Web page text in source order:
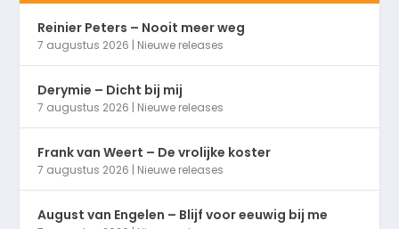
Reinier Peters – Nooit meer weg
7 augustus 2026 | Nieuwe releases
Derymie – Dicht bij mij
7 augustus 2026 | Nieuwe releases
Frank van Weert – De vrolijke koster
7 augustus 2026 | Nieuwe releases
August van Engelen – Blijf voor eeuwig bij me